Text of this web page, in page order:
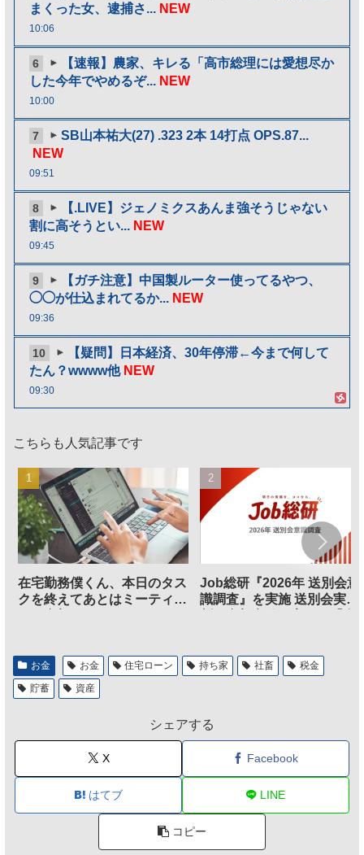
まくった女、逮捕さ... NEW
10:06
6
【速報】農家、キレる「高市総理には愛想尽か
した今年でやめるぞ... NEW
10:00
7
SB山本祐大(27) .323 2本 14打点 OPS.87...
NEW
09:51
8
【.LIVE】ジェノミクスあんま強そうじゃない
割に高そうとい... NEW
09:45
9
【ガチ注意】中国製ルーター使ってるやつ、
◯◯が仕込まれてるか... NEW
09:36
10
【疑問】日本経済、30年停滞←今まで何して
たん？wwww他 NEW
09:30
こちらも人気記事です
在宅勤務僕くん、本日のタス
クを終えてあとはミーティン
Job総研『2026年 送別会意
識調査』を実施 送別会実施
お金 お金 住宅ローン 持ち家 社畜
税金
貯蓄
資産
シェアする
X Facebook
はてブ LINE
コピー